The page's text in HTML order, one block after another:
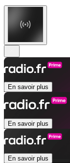
En savoir plus
En savoir plus
En savoir plus